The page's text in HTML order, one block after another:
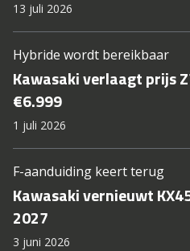
13 juli 2026
Hybride wordt bereikbaar
Kawasaki verlaagt prijs
€6.999
1 juli 2026
F-aanduiding keert terug
Kawasaki vernieuwt
2027
3 juni 2026